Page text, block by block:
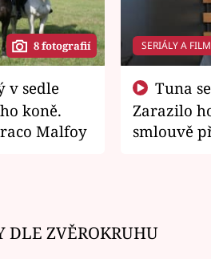
8 fotografií
koně.
Malfoy
SERIÁLY A
Zarazilo
smlouvě
DLE ZVĚROKRUHU